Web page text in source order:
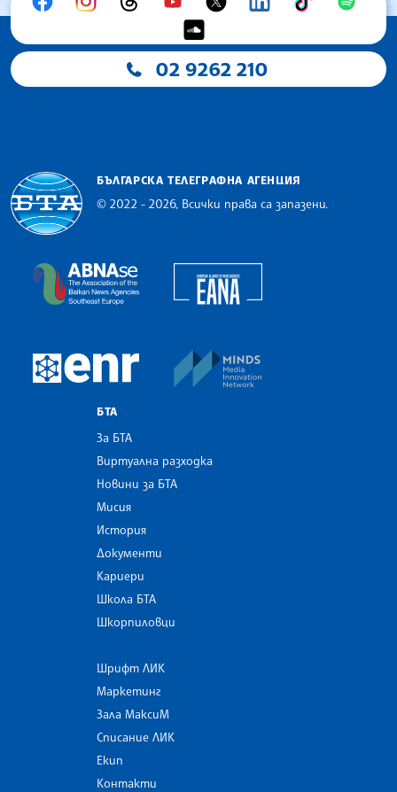
02 9262 210
БЪЛГАРСКА ТЕЛЕГРАФНА АГЕНЦИЯ
© 2022 - 2026, Всички права са запазени.
The Assocoation of the Balkan News Agencies
European Newsroom
БТА
За БТА
Виртуална разходка
Новини за БТА
Мисия
История
Документи
Кариери
Школа БТА
Шкорпиловци
Шрифт ЛИК
Маркетинг
Зала МаксиМ
Списание ЛИК
Екип
Контакти